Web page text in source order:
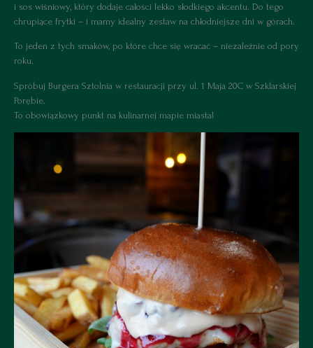
i sos wiśniowy, który dodaje całości lekko słodkiego akcentu. Do tego
chrupiące frytki – i mamy idealny zestaw na chłodniejsze dni w górach.
To jeden z tych smaków, po które chce się wracać – niezależnie od pory
roku.
Spróbuj Burgera Sztolnia w restauracji przy ul. 1 Maja 20C w Szklarskiej
Porębie.
To obowiązkowy punkt na kulinarnej mapie miasta!